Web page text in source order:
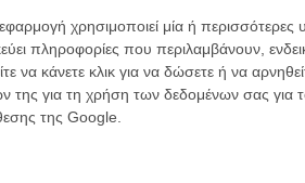
χρησιμοποιεί μία ή περισσότερες
πληροφορίες που περιλαμβάνουν,
κάνετε κλικ για να δώσετε ή να
της για τη χρήση των δεδομένων σας
της Google.
συναρπαστικό, ο
από διαφορετικές
αφού η χώρα του και η
Ψηλά
Tacones
Πέδρο